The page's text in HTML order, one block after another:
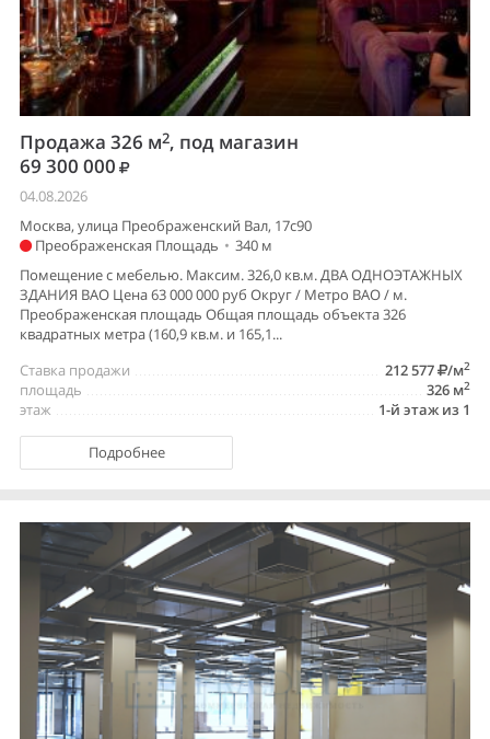
Продажа 326 м2, под магазин
69 300 000
04.08.2026
Москва, улица Преображенский Вал, 17с90
Преображенская Площадь • 340 м
Помещение с мебелью. Максим. 326,0 кв.м. ДВА ОДНОЭТАЖНЫХ
ЗДАНИЯ ВАО Цена 63 000 000 руб Округ / Метро ВАО / м.
Преображенская площадь Общая площадь объекта 326
квадратных метра (160,9 кв.м. и 165,1...
212 577
/м2
Ставка продажи
326 м2
площадь
1-й этаж из 1
этаж
Подробнее